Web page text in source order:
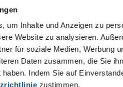
um Inhalte und Anzeigen zu
Website zu analysieren.
für soziale Medien, Werbung
Daten zusammen, die Sie
Indem Sie auf
zustimmen.
für Arbeitnehmer, Beamte,
11 Steuerberatungsgesetz (StBerG).
Fällen der geeignete Dienstleister für
selbstständiger Tätigkeit und